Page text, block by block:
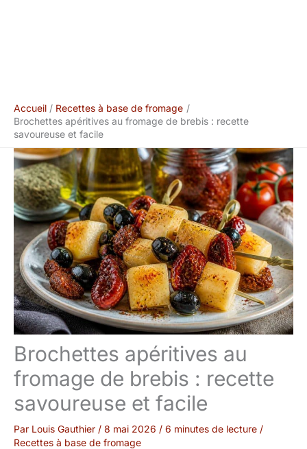
Accueil
Recettes à base de fromage
Brochettes apéritives au fromage de brebis : recette
savoureuse et facile
Brochettes apéritives au
fromage de brebis : recette
savoureuse et facile
Par Louis Gauthier / 8 mai 2026 / 6 minutes de lecture /
Recettes à base de fromage